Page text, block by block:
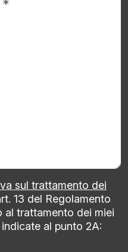
sul trattamento dei
13 del Regolamento
al trattamento dei miei
al punto 2A: